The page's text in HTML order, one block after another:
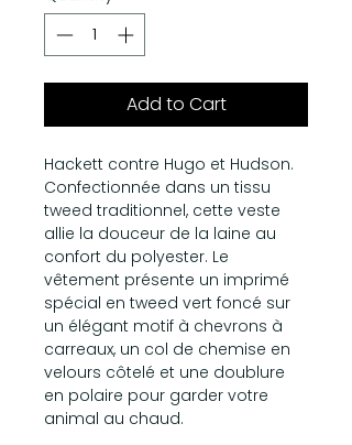
Add to Cart
Hackett contre Hugo et Hudson.
Confectionnée dans un tissu
tweed traditionnel, cette veste
allie la douceur de la laine au
confort du polyester. Le
vêtement présente un imprimé
spécial en tweed vert foncé sur
un élégant motif à chevrons à
carreaux, un col de chemise en
velours côtelé et une doublure
en polaire pour garder votre
animal au chaud.